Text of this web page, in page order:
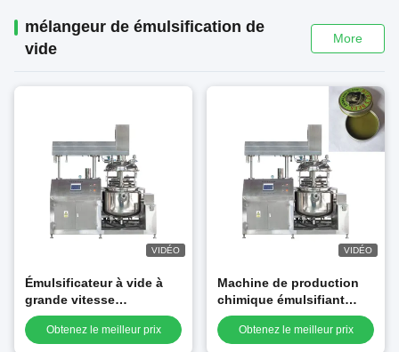
mélangeur de émulsification de
vide
More
VIDÉO
Émulsificateur à vide à
grande vitesse
Homogénéiseur
hydraulique de levage
Obtenez le meilleur prix
VIDÉO
Machine de production
chimique émulsifiant
mélangeur alimentaire
homogénéiseur système
Obtenez le meilleur prix